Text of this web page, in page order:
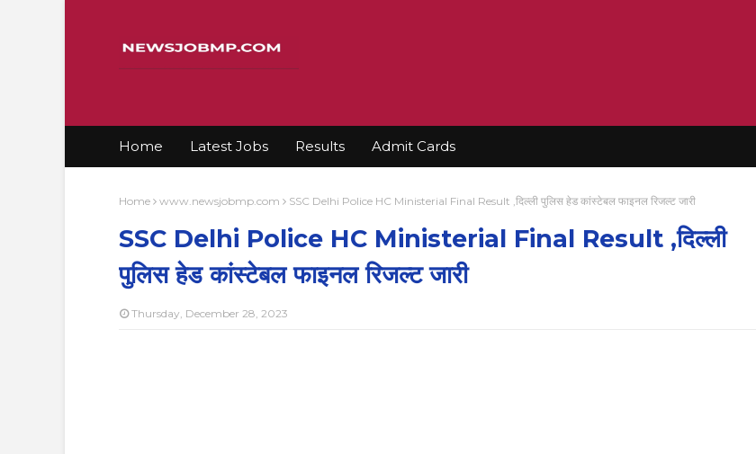
Home Latest Jobs Results Admit Cards
Home www.newsjobmp.com SSC Delhi Police HC Ministerial Final Result ,दिल्ली पुलिस हेड कांस्टेबल फाइनल रिजल्ट जारी
SSC Delhi Police HC Ministerial Final Result ,दिल्ली
पुलिस हेड कांस्टेबल फाइनल रिजल्ट जारी
Thursday, December 28, 2023